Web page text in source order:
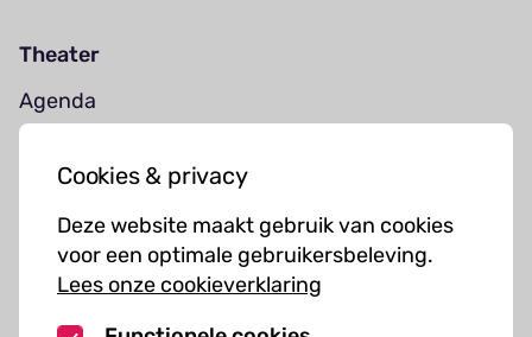
Cookies & privacy
Deze website maakt gebruik van cookies
voor een optimale gebruikersbeleving.
Lees onze cookieverklaring
Theater
Agenda
Muziekcursussen
Kunst cursussen